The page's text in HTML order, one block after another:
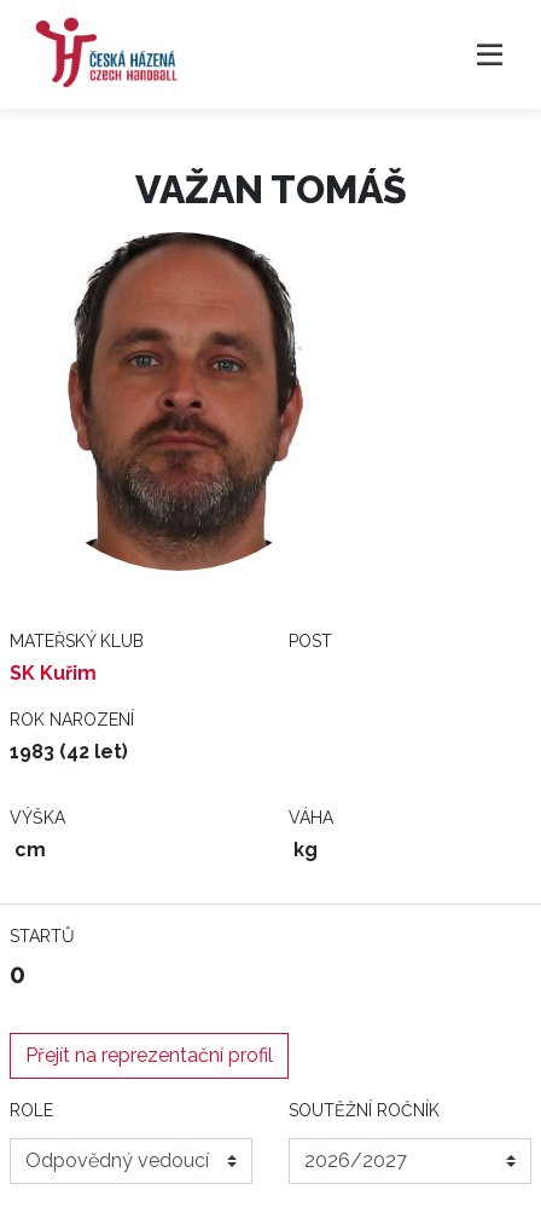
VAŽAN TOMÁŠ
MATEŘSKÝ KLUB
SK Kuřim
POST
ROK NAROZENÍ
1983 (42 let)
VÝŠKA
cm
VÁHA
kg
STARTŮ
0
Přejít na reprezentační profil
ROLE SOUTĚŽNÍ ROČNÍK